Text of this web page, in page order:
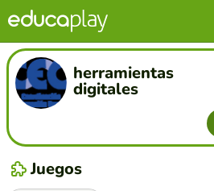
herramientas
digitales
Juegos